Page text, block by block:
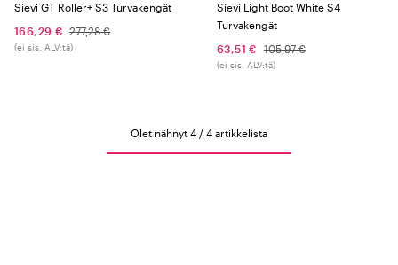
Sievi GT Roller+ S3 Turvakengät
166,29 € 277,28 €
(ei sis. ALV:tä)
Sievi Light Boot White S4
Turvakengät
63,51 €
105,97 €
(ei sis. ALV:tä)
Olet nähnyt 4 / 4 artikkelista